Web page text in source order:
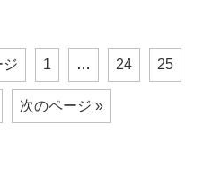
ジ 1 … 24 25
次のページ »